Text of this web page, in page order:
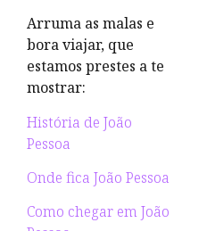
Arruma as malas e
bora viajar, que
estamos prestes a te
mostrar:
História de João
Pessoa
Onde fica João Pessoa
Como chegar em João